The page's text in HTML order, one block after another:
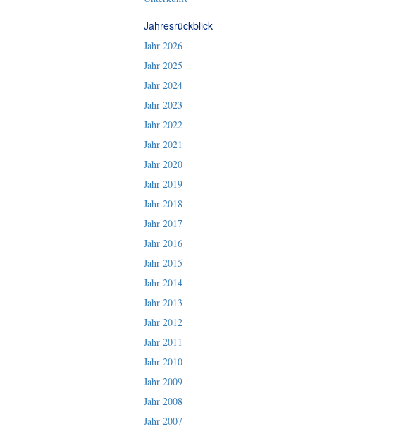
Jahresrückblick
Jahr 2026
Jahr 2025
Jahr 2024
Jahr 2023
Jahr 2022
Jahr 2021
Jahr 2020
Jahr 2019
Jahr 2018
Jahr 2017
Jahr 2016
Jahr 2015
Jahr 2014
Jahr 2013
Jahr 2012
Jahr 2011
Jahr 2010
Jahr 2009
Jahr 2008
Jahr 2007